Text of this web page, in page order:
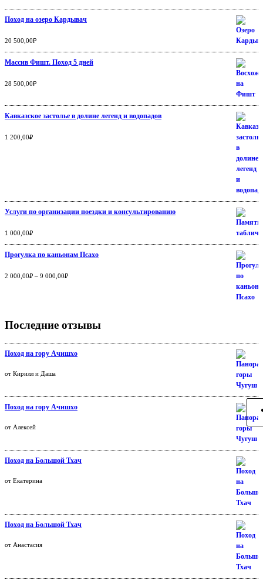
Поход на озеро Кардывач
Оценка5.00
20 500,00₽
Массив Фишт. Поход 5 дней
Оценка5.00
28 500,00₽
Кавказское застолье в долине легенд и водопадов
Оценка5.00
1 200,00₽
Услуги по организации поездки и консультированию
Оценка5.00
1 000,00₽
Прогулка по каньонам Псахо
Оценка5.00 из
2 000,00₽ – 9 000,00₽
Последние отзывы
Поход на гору Ачишхо
Оценка5из 5
от Кирилл и Даша
Поход на гору Ачишхо
Оценка5из 5
от Алексей
Поход на Большой Тхач
Оценка5из 5
от Екатерина
Поход на Большой Тхач
Оценка5из 5
от Анастасия